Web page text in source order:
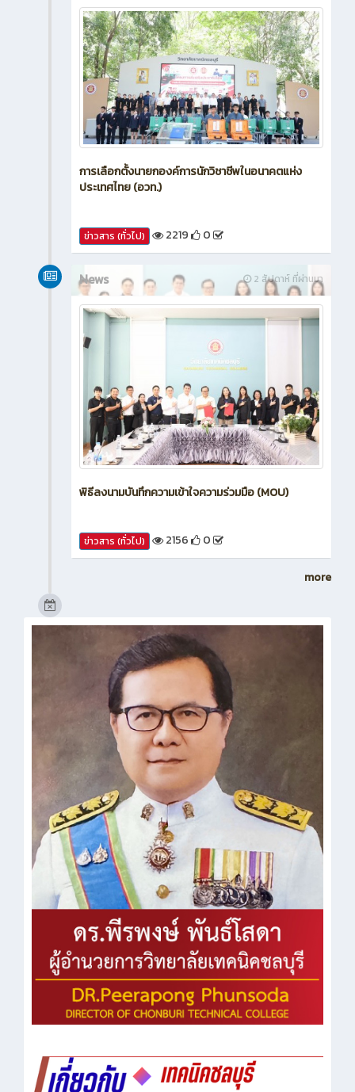
การเลือกตั้งนายกองค์การนักวิชาชีพในอนาคตแห่ง
ประเทศไทย (อวท.)
ข่าวสาร (ทั่วไป) 2219 0
2 สัปดาห์ ที่ผ่านมา
News
พิธีลงนามบันทึกความเข้าใจความร่วมมือ (MOU)
ข่าวสาร (ทั่วไป) 2156 0
more